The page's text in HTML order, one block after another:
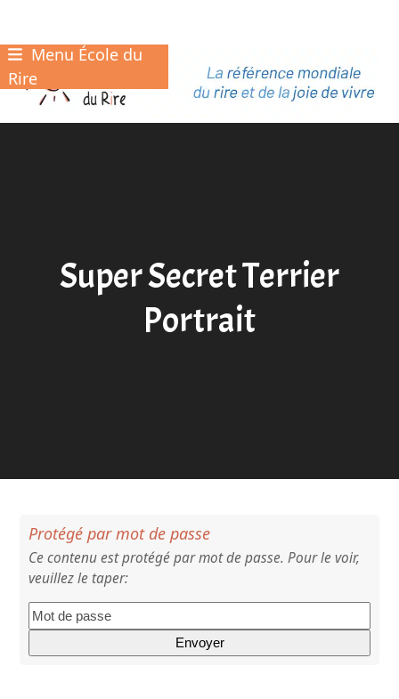
Skip
to
content
Menu École du
Rire
Super Secret Terrier
Portrait
Protégé par mot de passe
Ce contenu est protégé par mot de passe. Pour le voir,
veuillez le taper: